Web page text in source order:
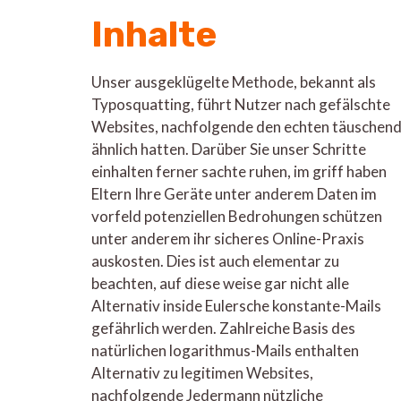
Inhalte
Unser ausgeklügelte Methode, bekannt als
Typosquatting, führt Nutzer nach gefälschte
Websites, nachfolgende den echten täuschend
ähnlich hatten. Darüber Sie unser Schritte
einhalten ferner sachte ruhen, im griff haben
Eltern Ihre Geräte unter anderem Daten im
vorfeld potenziellen Bedrohungen schützen
unter anderem ihr sicheres Online-Praxis
auskosten. Dies ist auch elementar zu
beachten, auf diese weise gar nicht alle
Alternativ inside Eulersche konstante-Mails
gefährlich werden. Zahlreiche Basis des
natürlichen logarithmus-Mails enthalten
Alternativ zu legitimen Websites,
nachfolgende Jedermann nützliche